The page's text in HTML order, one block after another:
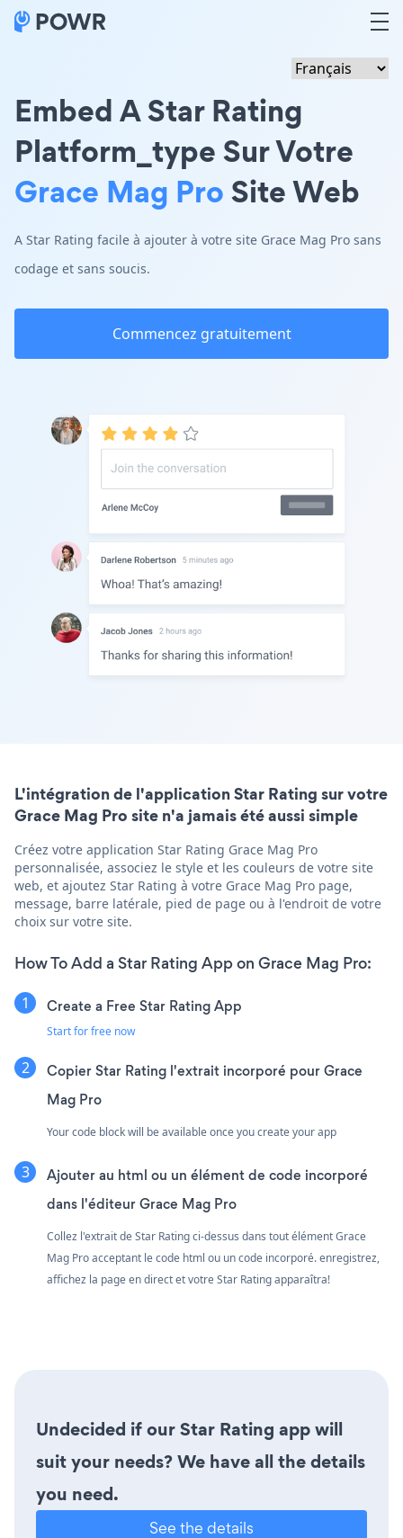
Embed A Star Rating
Platform_type Sur Votre
Grace Mag ProSite Web
A Star Rating facile à ajouter à votre site Grace Mag Pro sans
codage et sans soucis.
Commencez gratuitement
L'intégration de l'application Star Rating sur votre
Grace Mag Pro site n'a jamais été aussi simple
Créez votre application Star Rating Grace Mag Pro
personnalisée, associez le style et les couleurs de votre site
web, et ajoutez Star Rating à votre Grace Mag Pro page,
message, barre latérale, pied de page ou à l'endroit de votre
choix sur votre site.
How To Add a Star Rating App on Grace Mag Pro:
Create a Free Star Rating App
Start for free now
Copier Star Rating l'extrait incorporé pour Grace
Mag Pro
Your code block will be available once you create your app
Ajouter au html ou un élément de code incorporé
dans l'éditeur Grace Mag Pro
Collez l'extrait de Star Rating ci-dessus dans tout élément Grace
Mag Pro acceptant le code html ou un code incorporé. enregistrez,
affichez la page en direct et votre Star Rating apparaîtra!
Undecided if our Star Rating app will
suit your needs? We have all the details
you need.
See the details